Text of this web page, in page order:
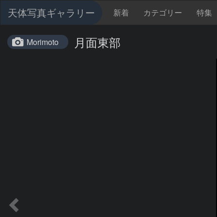
天体写真ギャラリー 新着 カテゴリー 特集
Morimoto 月面東部